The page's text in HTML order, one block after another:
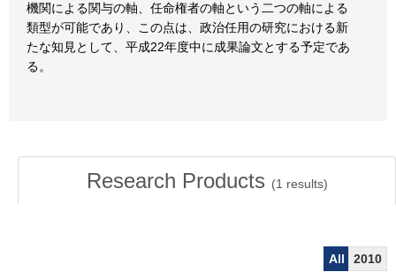
機関による関与の軸、任命権者の軸という二つの軸による
類型が可能であり、この点は、政治任用の研究における新
たな知見として、平成22年度中に成果論文とする予定であ
る。
Research Products (1 results)
All
2010